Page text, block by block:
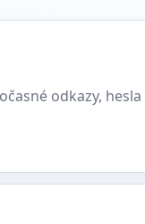
odkazy,